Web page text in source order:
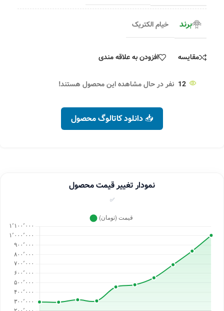
برند خیام الکتریک
مقایسه افزودن به علاقه مندی
12 نفر در حال مشاهده این محصول هستند!
📥 دانلود کاتالوگ محصول
نمودار تغییر قیمت محصول
✅